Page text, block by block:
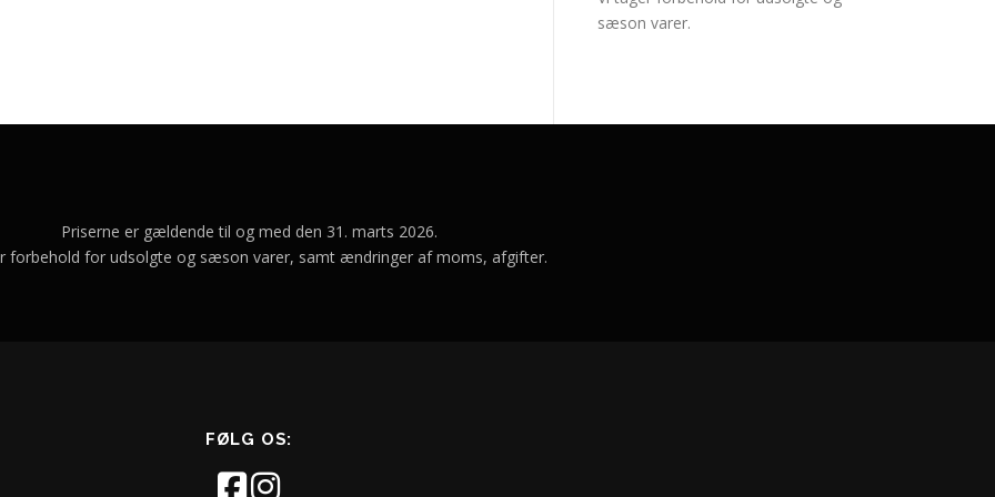
sæson varer.
Priserne er gældende til og med den 31. marts 2026.
forbehold for udsolgte og sæson varer, samt ændringer af moms, afgifter.
FØLG OS: